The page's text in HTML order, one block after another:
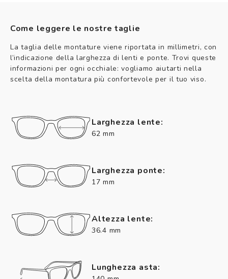
Come leggere le nostre taglie
La taglia delle montature viene riportata in millimetri, con
l’indicazione della larghezza di lenti e ponte. Trovi queste
informazioni per ogni occhiale: vogliamo aiutarti nella
scelta della montatura più confortevole per il tuo viso.
Larghezza lente:
62 mm
Larghezza ponte:
17 mm
Altezza lente:
36.4 mm
Lunghezza asta: